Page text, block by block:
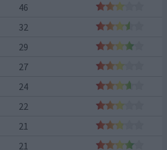
46
32
29
27
24
22
21
21